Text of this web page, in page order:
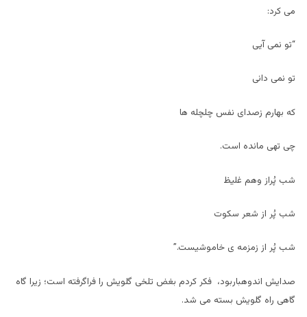
می کرد:
“تو نمی آیی
تو نمی دانی
که بهارم زصدای نفس چلچله ها
چی تهی مانده است.
شب پُراز وهم غلیظ
شب پُر از شعر سکوت
شب پُر از زمزمه ی خاموشیست.”
صدایش اندوهباربود، فکر کردم بغض تلخی گلویش را فراگرفته است؛ زیرا گاه
گاهی راه گلویش بسته می شد.